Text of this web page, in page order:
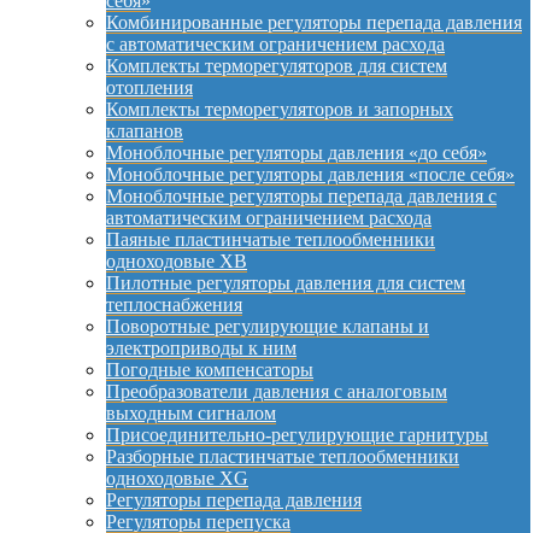
Комбинированные регуляторы перепада давления
с автоматическим ограничением расхода
Комплекты терморегуляторов для систем
отопления
Комплекты терморегуляторов и запорных
клапанов
Моноблочные регуляторы давления «до себя»
Моноблочные регуляторы давления «после себя»
Моноблочные регуляторы перепада давления с
автоматическим ограничением расхода
Паяные пластинчатые теплообменники
одноходовые XB
Пилотные регуляторы давления для систем
теплоснабжения
Поворотные регулирующие клапаны и
электроприводы к ним
Погодные компенсаторы
Преобразователи давления с аналоговым
выходным сигналом
Присоединительно-регулирующие гарнитуры
Разборные пластинчатые теплообменники
одноходовые XG
Регуляторы перепада давления
Регуляторы перепуска